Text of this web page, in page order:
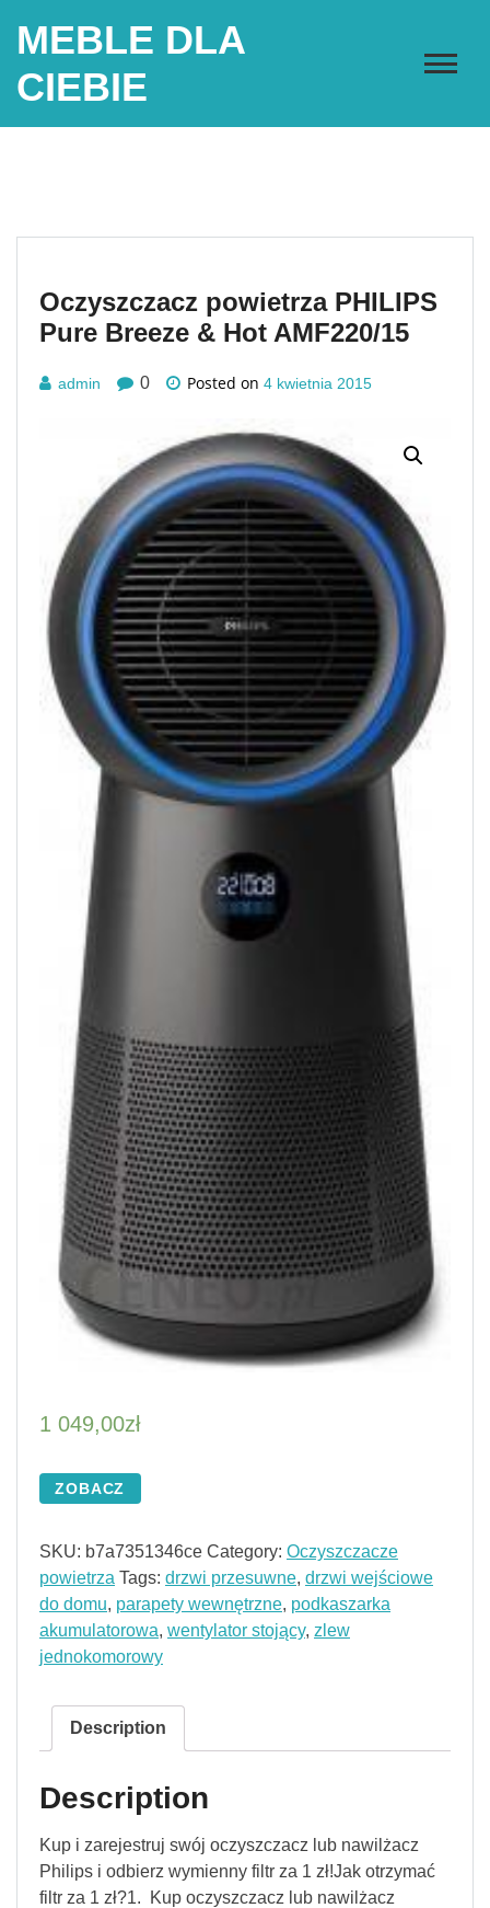
MEBLE DLA
CIEBIE
Oczyszczacz powietrza PHILIPS
Pure Breeze & Hot AMF220/15
admin 0 Posted on 4 kwietnia 2015
1 049,00zł
ZOBACZ
SKU: b7a7351346ce Category: Oczyszczacze
powietrza Tags: drzwi przesuwne, drzwi wejściowe
do domu, parapety wewnętrzne, podkaszarka
akumulatorowa, wentylator stojący, zlew
jednokomorowy
Description
Description
Kup i zarejestruj swój oczyszczacz lub nawilżacz
Philips i odbierz wymienny filtr za 1 zł!Jak otrzymać
filtr za 1 zł?1. Kup oczyszczacz lub nawilżacz